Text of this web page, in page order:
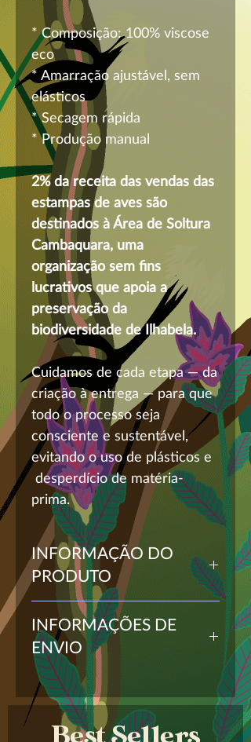
* Composição: 100% viscose
eco
* Amarração ajustável, sem
elásticos
* Secagem rápida
* Produção manual
2% da receita das vendas das
estampas de aves são
destinados à Área de Soltura
Cambaquara, uma
organização sem fins
lucrativos que apoia a
preservação da
biodiversidade de Ilhabela.
Cuidamos de cada etapa — da
criação à entrega — para que
todo o processo seja
consciente e sustentável,
evitando o uso de plásticos e
desperdício de matéria-
prima.
INFORMAÇÃO DO
PRODUTO
Produto inspirado e feito na
Ilhabela
Composição: 100% viscose
Tamanho: 90 x 90cm
MATÉRIA PRIMA DE FIBRA
INFORMAÇÕES DE
ENVIO
Taxas incluídas. Frete calculado
no checkout.